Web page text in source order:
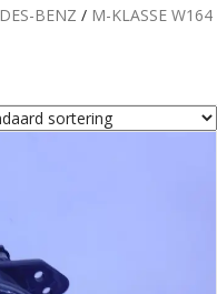
BENZ / M-KLASSE W164